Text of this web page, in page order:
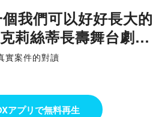
我們可以好好長大的
莉絲蒂長壽舞台劇
真實故事
實案件的對讀
アプリで無料再生